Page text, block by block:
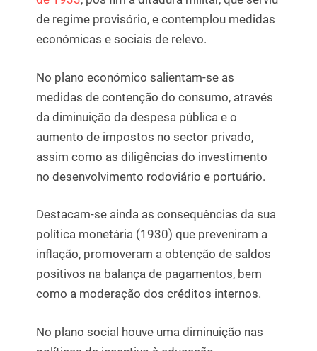
de regime provisório, e contemplou medidas
económicas e sociais de relevo.
No plano económico salientam-se as
medidas de contenção do consumo, através
da diminuição da despesa pública e o
aumento de impostos no sector privado,
assim como as diligências do investimento
no desenvolvimento rodoviário e portuário.
Destacam-se ainda as consequências da sua
política monetária (1930) que preveniram a
inflação, promoveram a obtenção de saldos
positivos na balança de pagamentos, bem
como a moderação dos créditos internos.
No plano social houve uma diminuição nas